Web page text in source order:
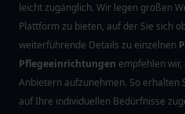
leicht zugänglich. Wir legen großen
Plattform zu bieten, auf der Sie sich
weiterführende Details zu einzelnen
Pflegeeinrichtungen empfehlen
Anbietern aufzunehmen. So erhalten
auf Ihre individuellen Bedürfnisse